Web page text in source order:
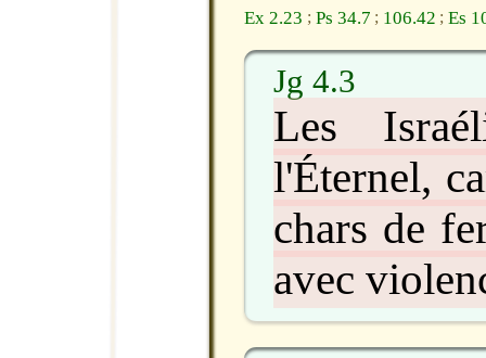
Ex 2.23 ; Ps 34.7 ; 106.42 ;Es
Jg 4.3
Les
l'Éternel,
chars de
avec